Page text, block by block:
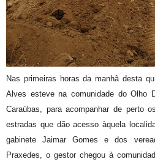
Nas primeiras horas da manhã desta
Alves esteve na comunidade do Olho
Caraúbas, para acompanhar de perto
estradas que dão acesso àquela
gabinete Jaimar Gomes e dos
Praxedes, o gestor chegou à